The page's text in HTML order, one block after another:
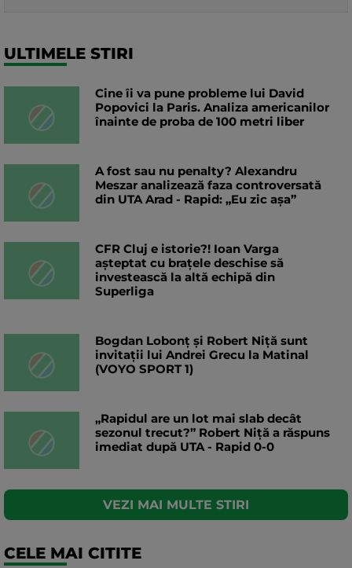
ULTIMELE STIRI
Cine îi va pune probleme lui David
Popovici la Paris. Analiza americanilor
înainte de proba de 100 metri liber
A fost sau nu penalty? Alexandru
Meszar analizează faza controversată
din UTA Arad - Rapid: „Eu zic așa”
CFR Cluj e istorie?! Ioan Varga
așteptat cu brațele deschise să
investească la altă echipă din
Superliga
Bogdan Lobonț și Robert Niță sunt
invitații lui Andrei Grecu la Matinal
(VOYO SPORT 1)
„Rapidul are un lot mai slab decât
sezonul trecut?” Robert Niță a răspuns
imediat după UTA - Rapid 0-0
VEZI MAI MULTE STIRI
CELE MAI CITITE